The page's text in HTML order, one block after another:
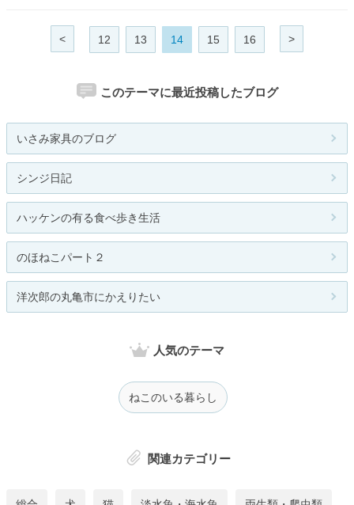
< 12 13 14 15 16 >
このテーマに最近投稿したブログ
いさみ家具のブログ
シンジ日記
ハッケンの有る食べ歩き生活
のほねこパート２
洋次郎の丸亀市にかえりたい
人気のテーマ
ねこのいる暮らし
関連カテゴリー